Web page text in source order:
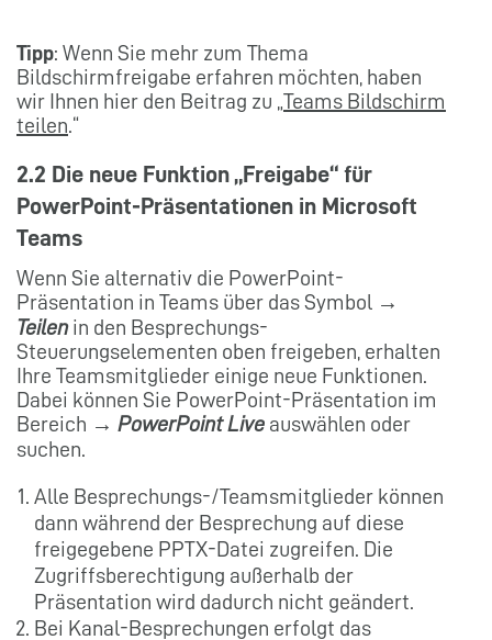
Tipp: Wenn Sie mehr zum Thema
Bildschirmfreigabe erfahren möchten, haben
wir Ihnen hier den Beitrag zu „ Teams Bildschirm
teilen .“
2.2 Die neue Funktion „Freigabe“ für
PowerPoint-Präsentationen in Microsoft
Teams
Wenn Sie alternativ die PowerPoint-
Präsentation in Teams über das Symbol →
Teilenin den Besprechungs-
Steuerungselementen oben freigeben, erhalten
Ihre Teamsmitglieder einige neue Funktionen.
Dabei können Sie PowerPoint-Präsentation im
Bereich → PowerPoint Live auswählen oder
suchen.
Alle Besprechungs-/Teamsmitglieder können
dann während der Besprechung auf diese
freigegebene PPTX-Datei zugreifen. Die
Zugriffsberechtigung außerhalb der
Präsentation wird dadurch nicht geändert.
Bei Kanal-Besprechungen erfolgt das